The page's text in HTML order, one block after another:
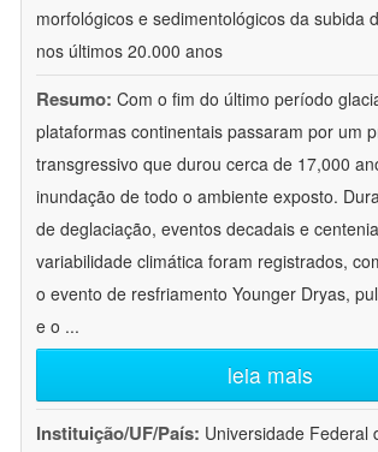
morfológicos e sedimentológicos da subida
nos últimos 20.000 anos
Resumo: Com o fim do último período
plataformas continentais passaram por um
transgressivo que durou cerca de 17,000
inundação de todo o ambiente exposto.
de deglaciação, eventos decadais e
variabilidade climática foram registrados,
o evento de resfriamento Younger Dryas,
e o ...
leia mais
Instituição/UF/País: Universidade Federal